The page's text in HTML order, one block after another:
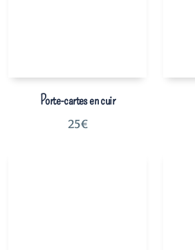
Porte-cartes en cuir
25€